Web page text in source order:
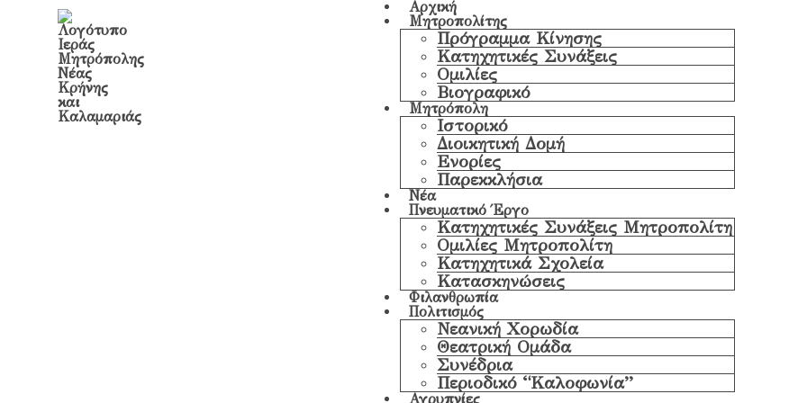
Αρχική
Μητροπολίτης
Πρόγραμμα Κίνησης
Κατηχητικές Συνάξεις
Ομιλίες
Βιογραφικό
Μητρόπολη
Ιστορικό
Διοικητική Δομή
Ενορίες
Παρεκκλήσια
Νέα
Πνευματικό Έργο
Κατηχητικές Συνάξεις Μητροπολίτη
Ομιλίες Μητροπολίτη
Κατηχητικά Σχολεία
Κατασκηνώσεις
Φιλανθρωπία
Πολιτισμός
Νεανική Χορωδία
Θεατρική Ομάδα
Συνέδρια
Περιοδικό “Καλοφωνία”
Αγρυπνίες